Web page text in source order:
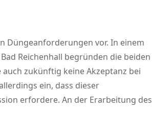
Düngeanforderungen vor. In einem
Reichenhall begründen die beiden
zukünftig keine Akzeptanz bei
ein, dass dieser
erfordere. An der Erarbeitung des